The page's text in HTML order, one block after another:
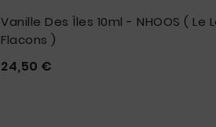
Vanille Des Îles 10ml - NHOOS ( Le
Flacons )
 
24,50 €